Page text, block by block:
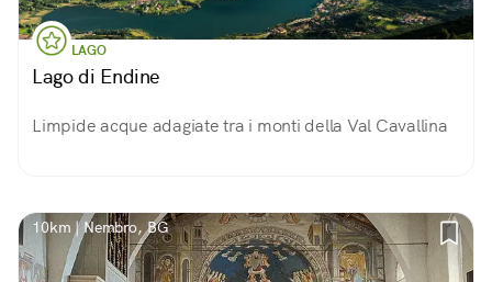
LAGO
Lago di Endine
Limpide acque adagiate tra i monti della Val Cavallina
10km | Nembro, BG